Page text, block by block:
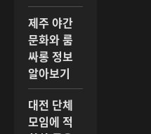
제주 야간
문화와 룸
싸롱 정보
알아보기
대전 단체
모임에 적